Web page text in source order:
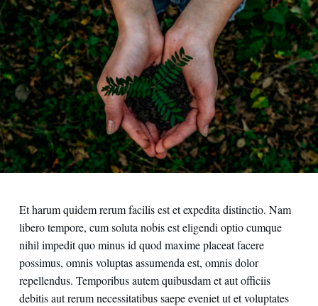
Et harum quidem rerum facilis est et expedita distinctio. Nam
libero tempore, cum soluta nobis est eligendi optio cumque
nihil impedit quo minus id quod maxime placeat facere
possimus, omnis voluptas assumenda est, omnis dolor
repellendus. Temporibus autem quibusdam et aut officiis
debitis aut rerum necessitatibus saepe eveniet ut et voluptates